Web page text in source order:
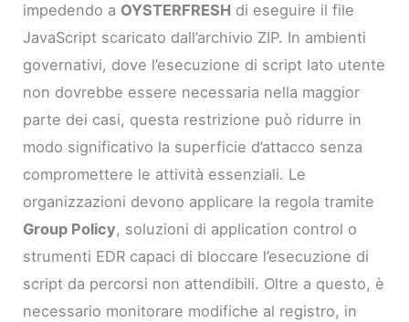
impedendo a OYSTERFRESH di eseguire il file
JavaScript scaricato dall’archivio ZIP. In ambienti
governativi, dove l’esecuzione di script lato utente
non dovrebbe essere necessaria nella maggior
parte dei casi, questa restrizione può ridurre in
modo significativo la superficie d’attacco senza
compromettere le attività essenziali. Le
organizzazioni devono applicare la regola tramite
Group Policy, soluzioni di application control o
strumenti EDR capaci di bloccare l’esecuzione di
script da percorsi non attendibili. Oltre a questo, è
necessario monitorare modifiche al registro, in